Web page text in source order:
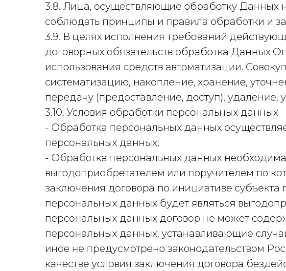
3.8. Лица, осуществляющие обработку Данных
соблюдать принципы и правила обработки и
3.9. В целях исполнения требований
договорных обязательств обработка Данных
использования средств автоматизации.
систематизацию, накопление, хранение,
передачу (предоставление, доступ),
3.10. Условия обработки персональных данных
- Обработка персональных данных
персональных данных;
- Обработка персональных данных
выгодоприобретателем или поручителем по
заключения договора по инициативе
персональных данных будет являться
персональных данных договор не может
персональных данных, устанавливающие
иное не предусмотрено законодательством
качестве условия заключения договора